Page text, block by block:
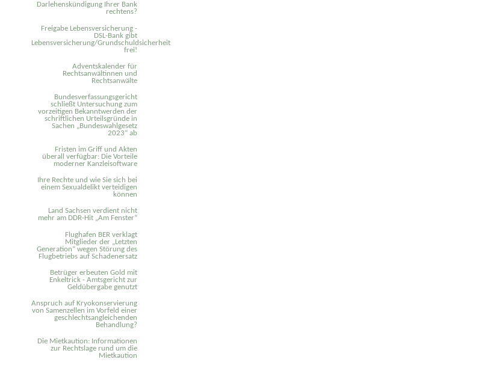
Darlehenskündigung Ihrer Bank
rechtens?
Freigabe Lebensversicherung -
DSL-Bank gibt
Lebensversicherung/Grundschuldsicherheit
frei!
Adventskalender für
Rechtsanwältinnen und
Rechtsanwälte
Bundesverfassungsgericht
schließt Untersuchung zum
vorzeitigen Bekanntwerden der
schriftlichen Urteilsgründe in
Sachen „Bundeswahlgesetz
2023“ ab
Fristen im Griff und Akten
überall verfügbar: Die Vorteile
moderner Kanzleisoftware
Ihre Rechte und wie Sie sich bei
einem Sexual­delikt verteidigen
können
Land Sachsen verdient nicht
mehr am DDR-Hit „Am Fenster“
Flughafen BER verklagt
Mitglieder der „Letzten
Generation“ wegen Störung des
Flugbetriebs auf Schadenersatz
Betrüger erbeuten Gold mit
Enkeltrick - Amtsgericht zur
Geldübergabe genutzt
Anspruch auf Kryokonservierung
von Samenzellen im Vorfeld einer
geschlechtsangleichenden
Behandlung?
Die Mietkaution: Informationen
zur Rechtslage rund um die
Mietkaution